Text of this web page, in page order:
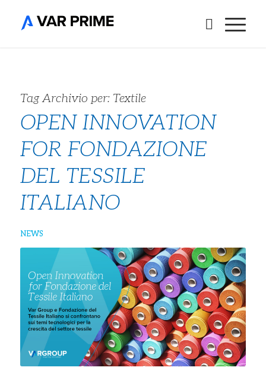
Tag Archivio per: Textile
OPEN INNOVATION
FOR FONDAZIONE
DEL TESSILE
ITALIANO
NEWS